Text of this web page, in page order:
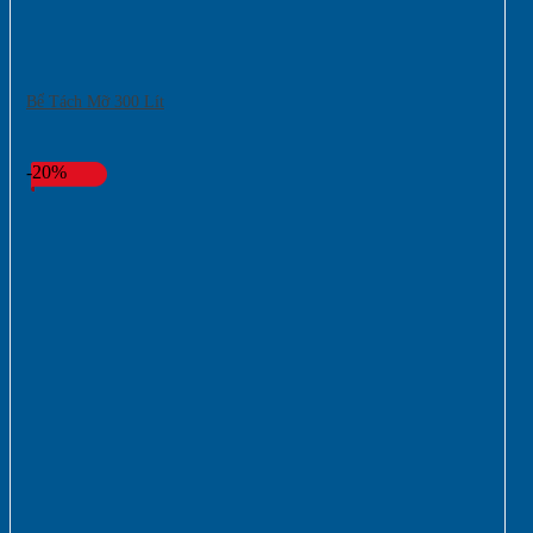
Bể Tách Mỡ 300 Lít
-20%